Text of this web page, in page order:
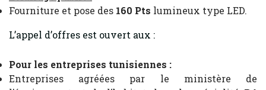
Fourniture et pose des 160 Pts lumineux type LED.
L’appel d’offres est ouvert aux :
Pour les entreprises tunisiennes :
Entreprises agréées par le ministère de